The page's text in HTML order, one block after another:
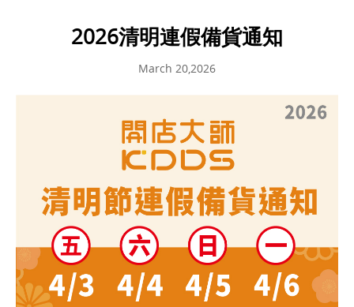
2026清明連假備貨通知
March 20,2026